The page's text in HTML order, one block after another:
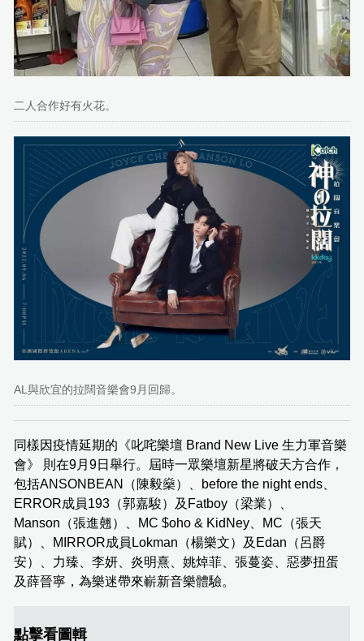
二人合作好有火花。
AL與欣宜的拉闊音樂會9月回歸。
同樣因疫情延期的《叱咤樂壇 Brand New Live 生力軍音樂
會》 則在9月9日舉行。屆時一眾樂壇新星將破天方合作，
包括ANSONBEAN（陳毅燊）、before the night ends、
ERROR成員193（郭嘉駿）及Fatboy（梁業）、
Manson（張進翹）、MC $oho & KidNey、MC（張天
賦）、MIRROR成員Lokman（楊樂文）及Edan（呂爵
安）、力臻、李妍、炎明熹、姚焯菲、張蔓姿、惡夢扭蛋
及薛晉寧，為樂迷帶來嶄新音樂體驗。
點擊看圖輯